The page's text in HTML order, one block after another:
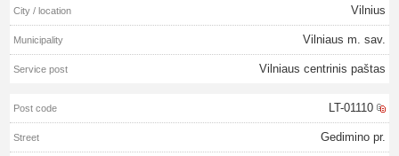
Vilnius
Vilniaus m. sav.
Vilniaus centrinis paštas
LT-01110
Gedimino pr.